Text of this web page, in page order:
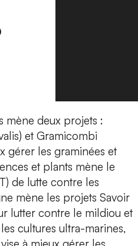
mène deux projets :
et Gramicombi
gérer les graminées et
et plants mène le
de lutte contre les
mène les projets Savoir
lutter contre le mildiou et
cultures ultra-marines,